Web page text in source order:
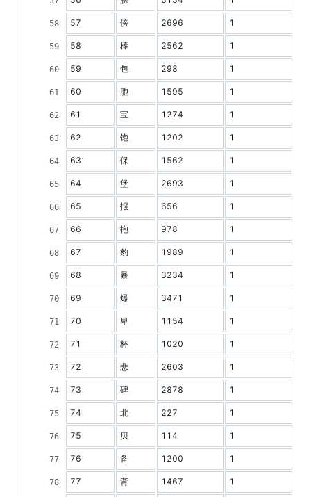
57 傍 2696 1
58 棒 2562 1
59 包 298 1
60 胞 1595 1
61 宝 1274 1
62 饱 1202 1
63 保 1562 1
64 堡 2693 1
65 报 656 1
66 抱 978 1
67 豹 1989 1
68 暴 3234 1
69 爆 3471 1
70 卑 1154 1
71 杯 1020 1
72 悲 2603 1
73 碑 2878 1
74 北 227 1
75 贝 114 1
76 备 1200 1
77 背 1467 1